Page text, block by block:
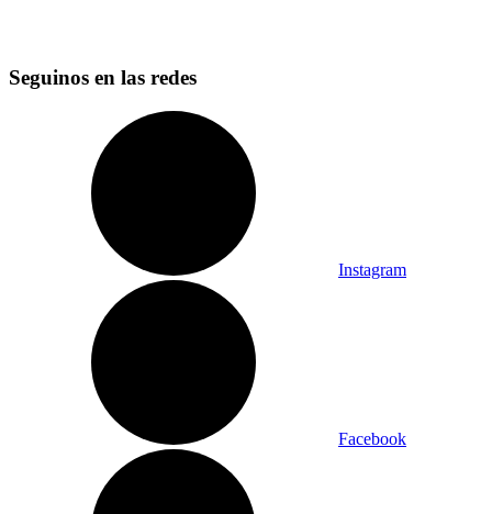
Seguinos en las redes
Instagram
Facebook